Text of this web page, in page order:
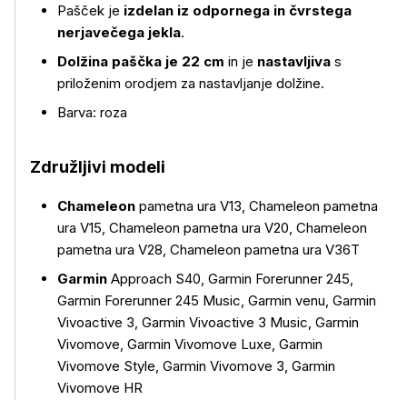
Več o izdelku
Pašček je izdelan iz odpornega in čvrstega
nerjavečega jekla.
Dolžina paščka je 22 cm in je nastavljiva s
priloženim orodjem za nastavljanje dolžine.
Barva: roza
Združljivi modeli
Chameleon pametna ura V13, Chameleon pametna
ura V15, Chameleon pametna ura V20, Chameleon
pametna ura V28, Chameleon pametna ura V36T
Garmin Approach S40, Garmin Forerunner 245,
Garmin Forerunner 245 Music, Garmin venu, Garmin
Vivoactive 3, Garmin Vivoactive 3 Music, Garmin
Vivomove, Garmin Vivomove Luxe, Garmin
Vivomove Style, Garmin Vivomove 3, Garmin
Vivomove HR